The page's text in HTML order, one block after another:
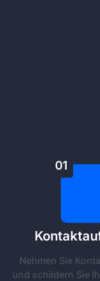
01
Nehmen Sie
und schildern Sie